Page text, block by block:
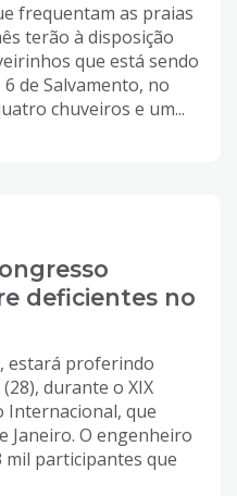
frequentam as praias
terão à disposição
que está sendo
de Salvamento, no
chuveiros e um...
deficientes no
estará proferindo
durante o XIX
Internacional, que
Janeiro. O engenheiro
mil participantes que